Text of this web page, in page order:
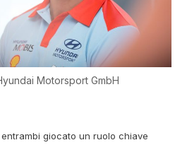
Motorsport GmbH
giocato un ruolo chiave